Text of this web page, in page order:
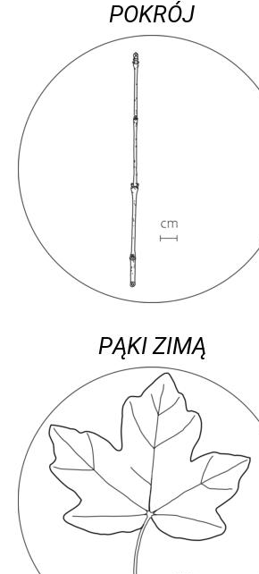
POKRÓJ
PĄKI ZIMĄ